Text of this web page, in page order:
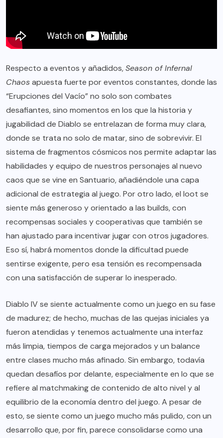
Respecto a eventos y añadidos,Season of Infernal
Chaosapuesta fuerte por eventos constantes, donde las
“Erupciones del Vacío” no solo son combates
desafiantes, sino momentos en los que la historia y
jugabilidad de Diablo se entrelazan de forma muy clara,
donde se trata no solo de matar, sino de sobrevivir. El
sistema de fragmentos cósmicos nos permite adaptar las
habilidades y equipo de nuestros personajes al nuevo
caos que se vine en Santuario, añadiéndole una capa
adicional de estrategia al juego. Por otro lado, el loot se
siente más generoso y orientado a las builds, con
recompensas sociales y cooperativas que también se
han ajustado para incentivar jugar con otros jugadores.
Eso sí, habrá momentos donde la dificultad puede
sentirse exigente, pero esa tensión es recompensada
con una satisfacción de superar lo inesperado.
Diablo IV se siente actualmente como un juego en su fase
de madurez; de hecho, muchas de las quejas iniciales ya
fueron atendidas y tenemos actualmente una interfaz
más limpia, tiempos de carga mejorados y un balance
entre clases mucho más afinado. Sin embargo, todavía
quedan desafíos por delante, especialmente en lo que se
refiere al matchmaking de contenido de alto nivel y al
equilibrio de la economía dentro del juego. A pesar de
esto, se siente como un juego mucho más pulido, con un
desarrollo que, por fin, parece consolidarse como una